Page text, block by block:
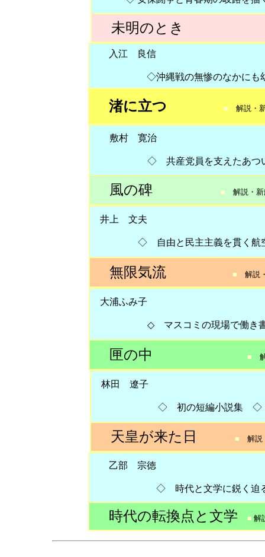
未明のとき
入江 良信
◇沖縄戦の無惨のなかにも幼い
渚に立つ ■ 解説・
敷村 寛治
◇ 共産党員を支えたあつい友
風の碑 ■ 解説・新
井上 文夫
◇ 自由と民主主義を貫く航空
無限気流 ■ 解説
大浦ふみ子
◇ マスコミの現場で働き書き
匣の中 ■
林田 遼子
◇ 初の短編小説集 ◇
天皇が来た日 ■ 解説
乙部 宗徳
◇ 時代と文学に鋭く迫る
時代の転換点と文学 ■ 解